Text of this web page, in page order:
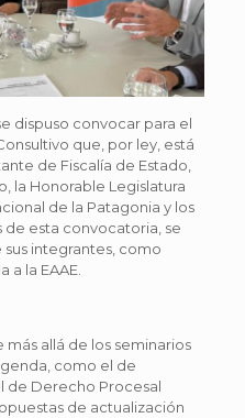
dispuso convocar para el
que, por ley, está
de Fiscalía de Estado,
la Honorable Legislatura
de la Patagonia y los
de esta convocatoria, se
integrantes, como
la EAAE.
allá de los seminarios
como el de
de Derecho Procesal
de actualización